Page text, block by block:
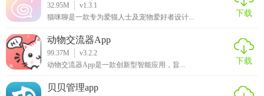
32.95M
v1.3.1
猫咪聊是一款专为爱猫人士及宠物爱好者设计...
下载
动物交流器App
99.37M
v3.2.2
动物交流器App是一款创新型智能应用，旨...
下载
贝贝管理app